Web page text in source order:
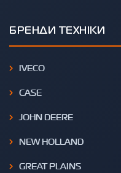
БРЕНДИ ТЕХНІКИ
IVECO
CASE
JOHN DEERE
NEW HOLLAND
GREAT PLAINS